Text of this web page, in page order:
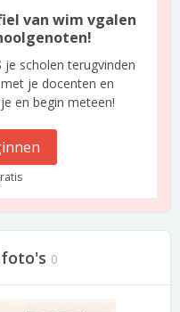
van wim vgalen
je scholen terugvinden
je docenten en
en begin meteen!
0